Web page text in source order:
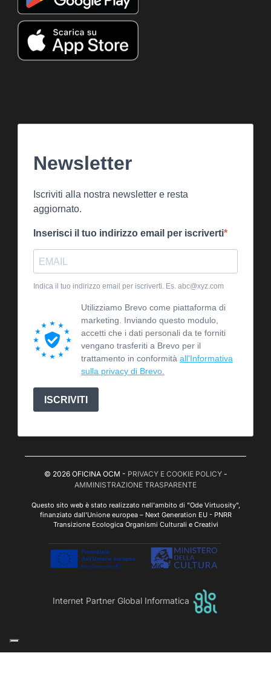
Newsletter
Iscriviti alla nostra newsletter e resta
aggiornato.
Inserisci il tuo indirizzo email per iscriverti
Indica il tuo indirizzo email per iscriverti. Es. abc@xyz.com
Utilizziamo Brevo come piattaforma di
marketing. Inviando questo modulo,
accetti che i dati personali da te forniti
vengano trasferiti a Brevo per il
trattamento in conformità all'Informativa
sulla privacy di Brevo.
ISCRIVITI
© 2026 OFICINA OCM - PRIVACY E COOKIE POLICY-
AMMINISTRAZIONE TRASPARENTE
Questo sito web è stato realizzato nell'ambito di "Ode Virtuosity",
finanziato dall'Unione europea – Next Generation EU - PNRR
Transizione Ecologica Organismi Culturali e Creativi
Internet Partner Global Informatica